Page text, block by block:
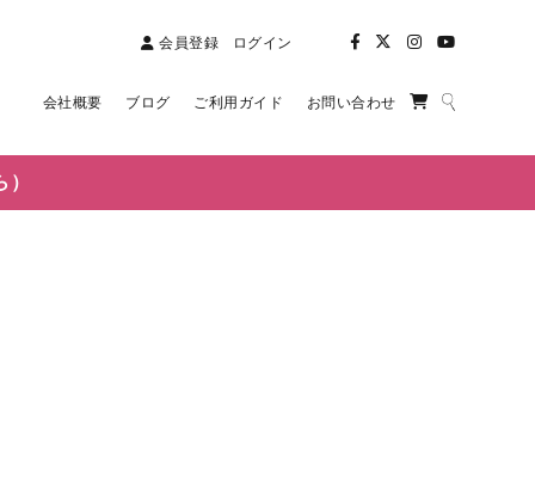
会員登録 ログイン
会社概要 ブログ ご利用ガイド お問い合わせ